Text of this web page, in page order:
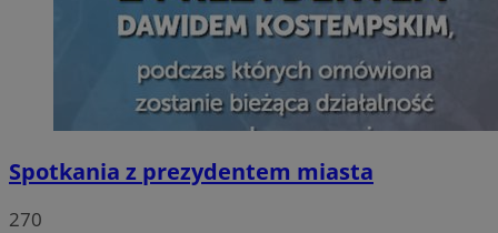
Spotkania z prezydentem miasta
270